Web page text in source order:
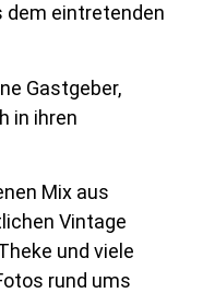
dem eintretenden
Gastgeber,
in ihren
Mix aus
Vintage
und viele
rund ums